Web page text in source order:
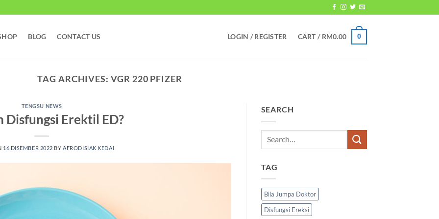
BLOG CONTACT US LOGIN / REGISTER CART / RM0.00 0
TAG ARCHIVES: VGR 220 PFIZER
TENGSU NEWS
Disfungsi Erektil ED?
16 DISEMBER 2022 BYAFRODISIAK KEDAI
SEARCH
TAG
Bila Jumpa Doktor
Disfungsi Ereksi